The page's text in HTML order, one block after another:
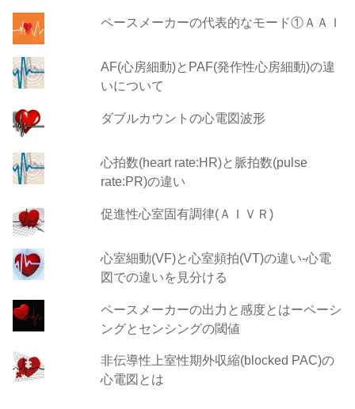
ペースメーカーの代表的なモード①ＡＡＩ
AF(心房細動)とPAF(発作性心房細動)の違
いについて
ダブルカウントの心電図波形
心拍数(heart rate:HR)と脈拍数(pulse
rate:PR)の違い
促進性心室固有調律(ＡＩＶＲ)
心室細動(VF)と心室頻拍(VT)の違い‐心電
図での違いを見分ける
ペースメーカーの出力と感度とはーペーシ
ングとセンシングの閾値
非伝導性上室性期外収縮(blocked PAC)の
心電図とは